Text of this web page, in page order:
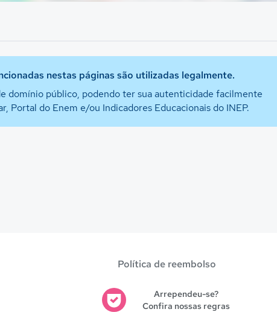
nestas páginas são utilizadas legalmente.
domínio público, podendo ter sua autenticidade facilmente
Portal do Enem e/ou Indicadores Educacionais do INEP.
Política de reembolso
Arrependeu-se?
Confira nossas regras